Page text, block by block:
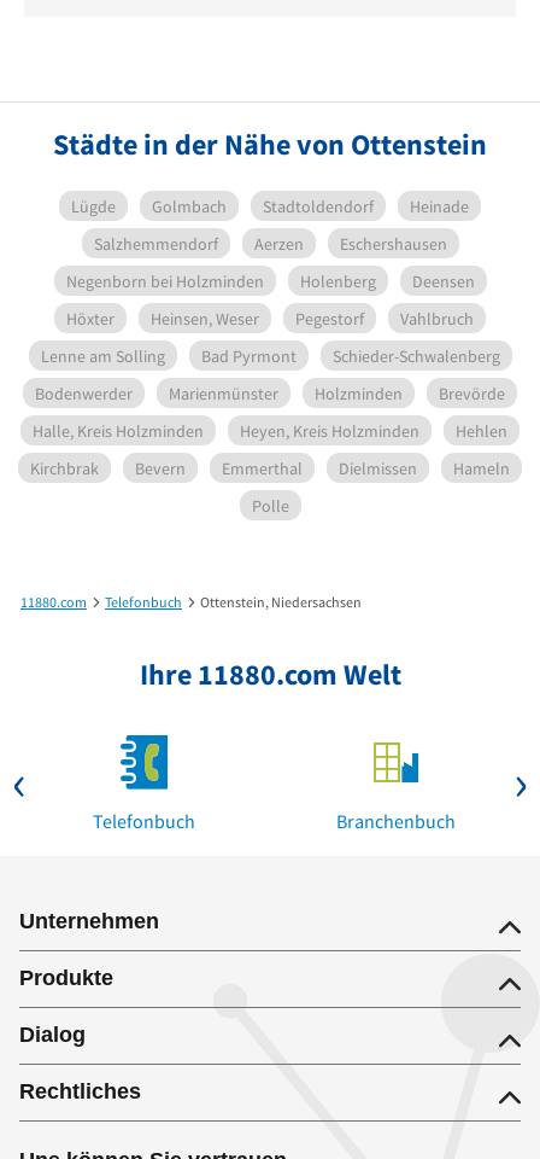
Städte in der Nähe von Ottenstein
Lügde Golmbach Stadtoldendorf
Heinade
Salzhemmendorf
Aerzen
Eschershausen
Negenborn bei Holzminden
Holenberg
Deensen
Höxter
Heinsen, Weser Pegestorf
Vahlbruch
Lenne am Solling
Bad Pyrmont
Schieder-Schwalenberg
Bodenwerder
Marienmünster Holzminden
Brevörde
Halle, Kreis Holzminden
Heyen, Kreis Holzminden
Hehlen
Kirchbrak
Bevern Emmerthal Dielmissen
Hameln
Polle
11880.com Telefonbuch Ottenstein, Niedersachsen
Ihre 11880.com Welt
Telefonbuch Branchenbuch
Unternehmen
Produkte
Dialog
Rechtliches